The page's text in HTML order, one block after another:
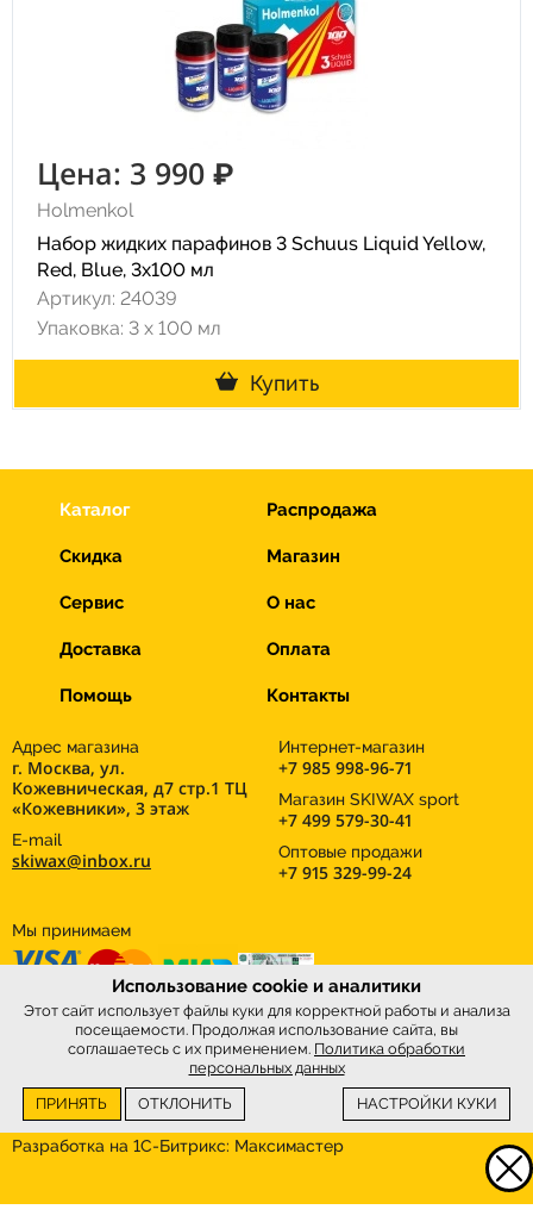
Цена: 3 990 ₽
Holmenkol
Набор жидких парафинов 3 Schuus Liquid Yellow,
Red, Blue, 3x100 мл
Артикул: 24039
Упаковка: 3 х 100 мл
Купить
Каталог Распродажа
Скидка Магазин
Сервис О нас
Доставка Оплата
Помощь Контакты
Интернет-магазинSkiWax.ru © 2026
Разработка на 1С-Битрикс: Максимастер
Адрес магазина
г. Москва, ул.
Кожевническая, д7 стр.1 ТЦ
«Кожевники», 3 этаж
E-mail
skiwax@inbox.ru
Интернет-магазин
+7 985 998-96-71
Магазин SKIWAX sport
+7 499 579-30-41
Оптовые продажи
+7 915 329-99-24
Мы принимаем
Использование cookie и аналитики
Этот сайт использует файлы куки для корректной работы и анализа
посещаемости. Продолжая использование сайта, вы
соглашаетесь с их применением. Политика обработки
персональных данных
ПРИНЯТЬ
ОТКЛОНИТЬ НАСТРОЙКИ КУКИ